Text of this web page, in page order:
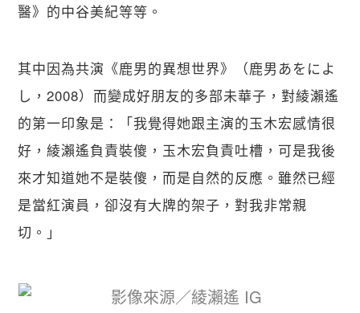
醫》的中谷美紀等等。
其中因為共演《鹿男的異想世界》（鹿男あをによ
し，2008）而變成好朋友的多部未華子，對綾瀨遙
的第一印象是：「我覺得她跟主演的玉木宏感情很
好，綾瀨遙負責裝傻，玉木宏負責吐槽，可是我後
來才知道她不是裝傻，而是自然的反應。雖然已經
是當紅演員，卻沒有大牌的架子，對我非常親
切。」